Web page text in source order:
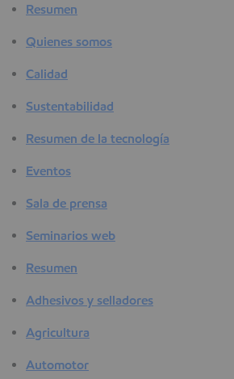
Resumen
Quienes somos
Calidad
Sustentabilidad
Resumen de la tecnología
Eventos
Sala de prensa
Seminarios web
Resumen
Adhesivos y selladores
Agricultura
Automotor